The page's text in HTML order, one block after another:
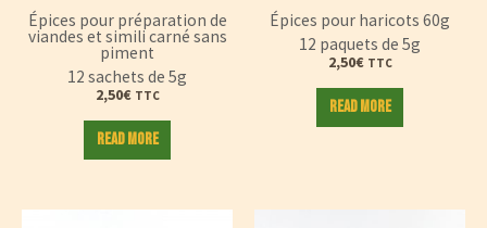
Épices pour préparation de
viandes et simili carné sans
piment
12 sachets de 5g
2,50€ TTC
Read more
Épices pour haricots 60g
12 paquets de 5g
2,50€ TTC
Read more